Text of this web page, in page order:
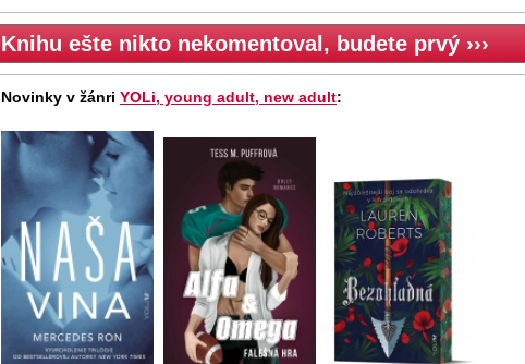
Knihu ešte nikto nekomentoval, budete prvý ›››
Novinky v žánri YOLi, young adult, new adult: